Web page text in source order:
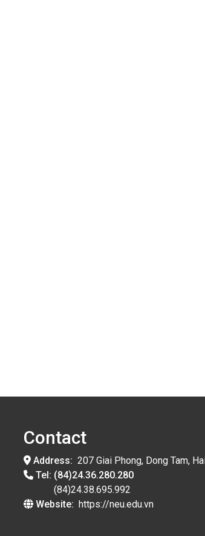
Contact
Address: 207 Giai Phong, Dong Tam,
Tel: (84)24.36.280.280
(84)24.38.695.992
Website: https://neu.edu.vn